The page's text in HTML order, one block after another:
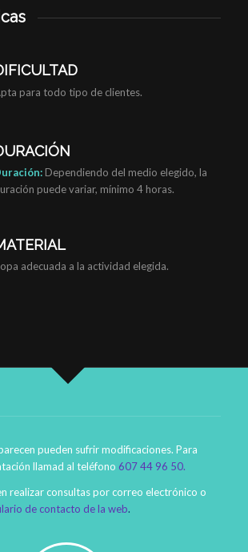
para todo tipo de clientes.
Dependiendo del medio elegido, la
puede variar, mínimo 4 horas.
adecuada a la actividad elegida.
pueden sufrir modificaciones. Para
llamad al teléfono 607 44 96 50.
realizar consultas por correo electrónico o
de contacto de la web.